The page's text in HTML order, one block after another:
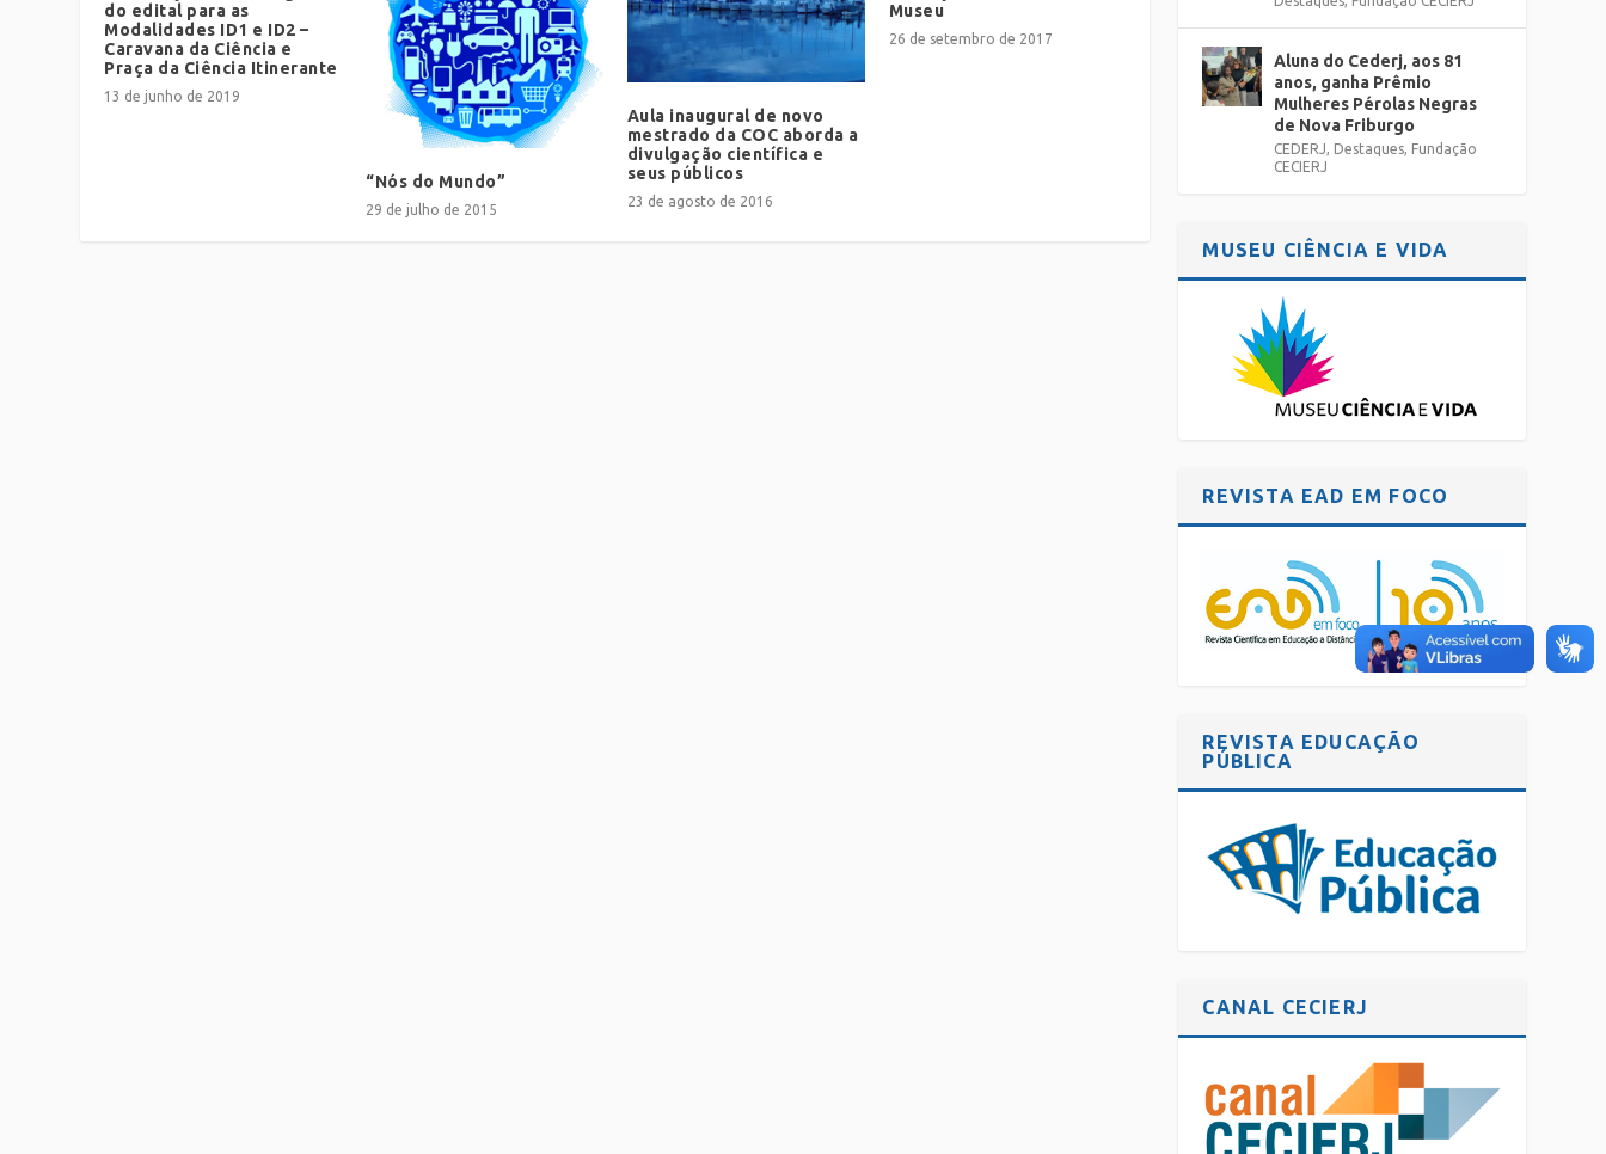
do edital para as
Modalidades ID1 e ID2 –
Caravana da Ciência e
Praça da Ciência Itinerante
13 de junho de 2019
“Nós do Mundo”
29 de julho de 2015
Aula inaugural de novo
mestrado da COC aborda a
divulgação científica e
seus públicos
23 de agosto de 2016
Museu
26 de setembro de 2017
Aluna do Cederj, aos 81
anos, ganha Prêmio
Mulheres Pérolas Negras
de Nova Friburgo
CEDERJ, Destaques, Fundação
CECIERJ
MUSEU CIÊNCIA E VIDA
REVISTA EAD EM FOCO
REVISTA EDUCAÇÃO
PÚBLICA
CANAL CECIERJ